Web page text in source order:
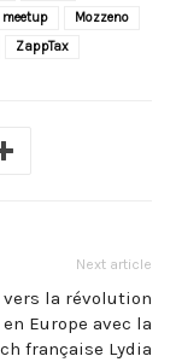
meetup
Mozzeno
ZappTax
Next article
vers la révolution
Europe avec la
française Lydia